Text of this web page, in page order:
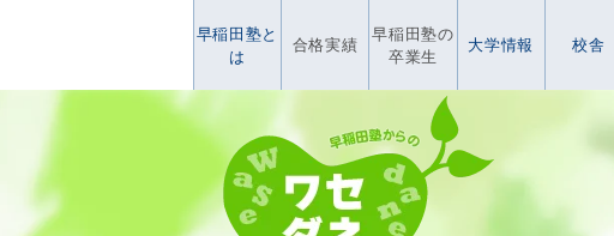
早稲田塾と
は
合格実績
早稲田塾の
卒業生
大学情報 校舎